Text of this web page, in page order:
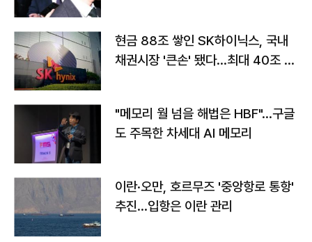
현금 88조 쌓인 SK하이닉스, 국내
채권시장 '큰손' 됐다…최대 40조 투
"메모리 월 넘을 해법은 HBF"…구글
도 주목한 차세대 AI 메모리
이란·오만, 호르무즈 '중앙항로 통항'
추진…입항은 이란 관리